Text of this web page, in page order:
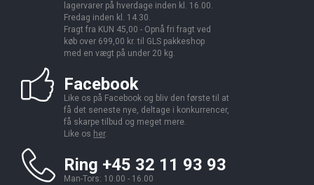
lagervarer på hverdage inden kl. 16.00.
Fredag inden kl. 14.30.
Fragt fra KUN 45,00 - Opnå fri fragt ved
køb over 699,00 kr. til GLS pakkeshop
med en vægt på under 20 kg.
Facebook
Like os på Facebook og bliv den første til at
få det seneste nye, deltage i konkurrencer,
få skarpe tilbud og meget mere.
Like os her.
Ring +45 32 11 93 93
Man-Tors: 10.00 - 16.00